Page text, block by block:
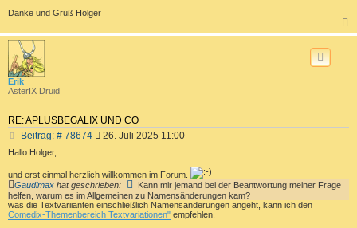
Danke und Gruß Holger
a
Erik
AsterIX Druid
RE: APLUSBEGALIX UND CO
Beitrag: # 78674B
t
r
a
g
26. Juli 2025 11:00
Hallo Holger,
und erst einmal herzlich willkommen im Forum.
Gaudimax hat geschrieben:
Kann mir jemand bei der Beantwortung meiner Frage
helfen, warum es im Allgemeinen zu Namensänderungen kam?
was die Textvariianten einschließlich Namensänderungen angeht, kann ich den
Comedix-Themenbereich Textvariationen" empfehlen.